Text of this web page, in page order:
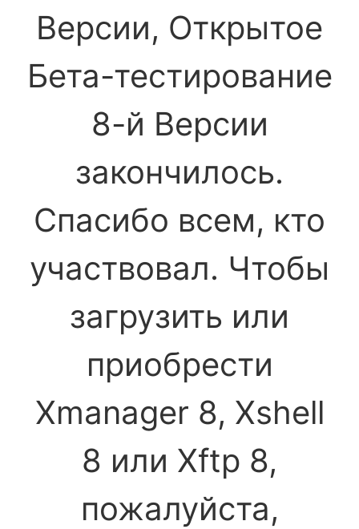
Версии, Открытое
Бета-тестирование
8-й Версии
закончилось.
Спасибо всем, кто
участвовал. Чтобы
загрузить или
приобрести
Xmanager 8, Xshell
8 или Xftp 8,
пожалуйста,